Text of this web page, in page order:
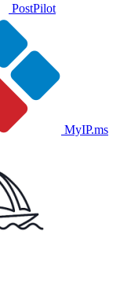
PostPilot
MyIP.ms